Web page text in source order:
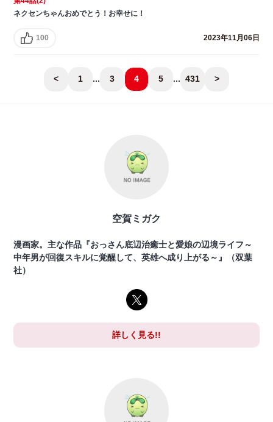
ネクセンちゃんおめでとう！お幸せに！
100 2023年11月06日
< 1 ... 3 4 5 ... 431 >
空賀ミガク
漫画家。主な作品『おっさん底辺治癒士と愛娘の辺境ライフ～
中年男が回復スキルに覚醒して、英雄へ成り上がる～』（双葉
社）
詳しく見る!!